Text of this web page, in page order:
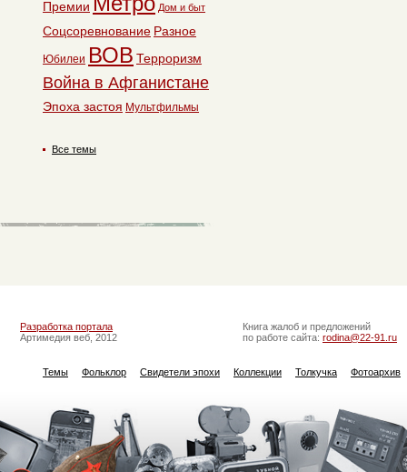
Премии Дом и быт
Соцсоревнование Разное
Юбилеи ВОВ Терроризм
Война в Афганистане
Эпоха застоя Мультфильмы
Все темы
Разработка портала
Артимедия веб, 2012
Книга жалоб и предложений
по работе сайта: rodina@22-91.ru
Темы Фольклор Свидетели эпохи Коллекции Толкучка Фотоархив